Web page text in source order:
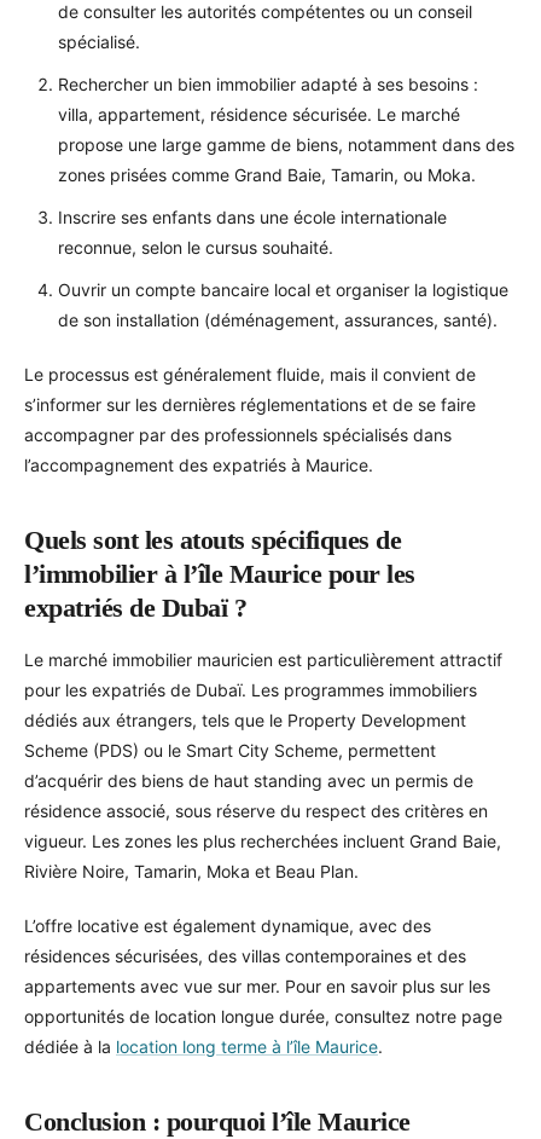
de consulter les autorités compétentes ou un conseil
spécialisé.
Rechercher un bien immobilier adapté à ses besoins :
villa, appartement, résidence sécurisée. Le marché
propose une large gamme de biens, notamment dans des
zones prisées comme Grand Baie, Tamarin, ou Moka.
Inscrire ses enfants dans une école internationale
reconnue, selon le cursus souhaité.
Ouvrir un compte bancaire local et organiser la logistique
de son installation (déménagement, assurances, santé).
Le processus est généralement fluide, mais il convient de
s’informer sur les dernières réglementations et de se faire
accompagner par des professionnels spécialisés dans
l’accompagnement des expatriés à Maurice.
Quels sont les atouts spécifiques de
l’immobilier à l’île Maurice pour les
expatriés de Dubaï ?
Le marché immobilier mauricien est particulièrement attractif
pour les expatriés de Dubaï. Les programmes immobiliers
dédiés aux étrangers, tels que le Property Development
Scheme (PDS) ou le Smart City Scheme, permettent
d’acquérir des biens de haut standing avec un permis de
résidence associé, sous réserve du respect des critères en
vigueur. Les zones les plus recherchées incluent Grand Baie,
Rivière Noire, Tamarin, Moka et Beau Plan.
L’offre locative est également dynamique, avec des
résidences sécurisées, des villas contemporaines et des
appartements avec vue sur mer. Pour en savoir plus sur les
opportunités de location longue durée, consultez notre page
dédiée à la location long terme à l’île Maurice.
Conclusion : pourquoi l’île Maurice